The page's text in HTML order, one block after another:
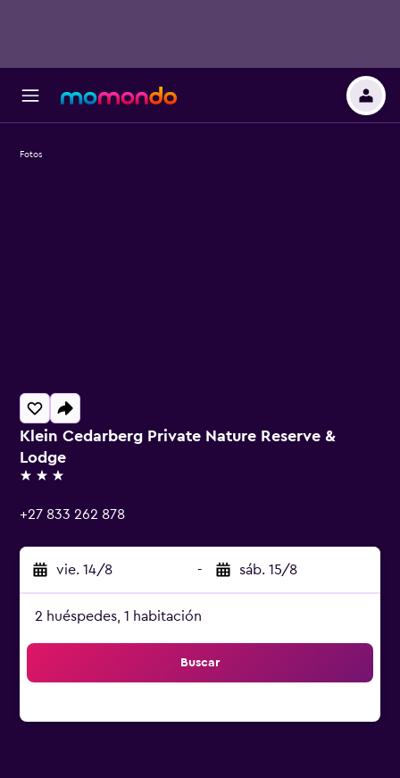
Klein Cedarberg Private Nature Reserve &
Lodge
3 estrellas
+27 833 262 878
vie. 14/8 - sáb. 15/8
2 huéspedes, 1 habitación
Buscar
Fotos